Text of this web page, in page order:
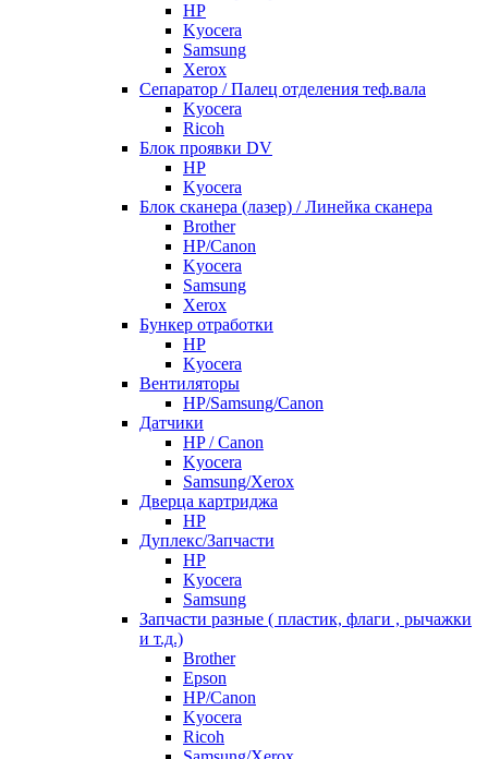
HP
Kyocera
Samsung
Xerox
Cепаратор / Палец отделения теф.вала
Kyocera
Ricoh
Блок проявки DV
HP
Kyocera
Блок сканера (лазер) / Линейка сканера
Brother
HP/Canon
Kyocera
Samsung
Xerox
Бункер отработки
HP
Kyocera
Вентиляторы
HP/Samsung/Canon
Датчики
HP / Canon
Kyocera
Samsung/Xerox
Дверца картриджа
HP
Дуплекс/Запчасти
HP
Kyocera
Samsung
Запчасти разные ( пластик, флаги , рычажки
и т.д.)
Brother
Epson
HP/Canon
Kyocera
Ricoh